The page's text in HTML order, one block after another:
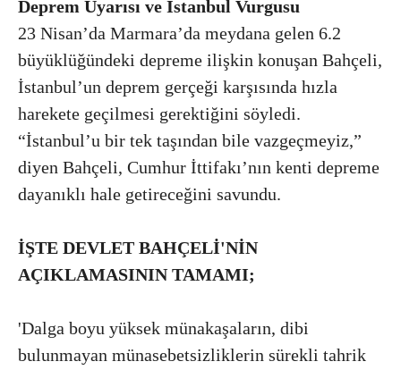
Deprem Uyarısı ve İstanbul Vurgusu
23 Nisan’da Marmara’da meydana gelen 6.2
büyüklüğündeki depreme ilişkin konuşan Bahçeli,
İstanbul’un deprem gerçeği karşısında hızla
harekete geçilmesi gerektiğini söyledi.
“İstanbul’u bir tek taşından bile vazgeçmeyiz,”
diyen Bahçeli, Cumhur İttifakı’nın kenti depreme
dayanıklı hale getireceğini savundu.
İŞTE DEVLET BAHÇELİ'NİN
AÇIKLAMASININ TAMAMI;
'Dalga boyu yüksek münakaşaların, dibi
bulunmayan münasebetsizliklerin sürekli tahrik